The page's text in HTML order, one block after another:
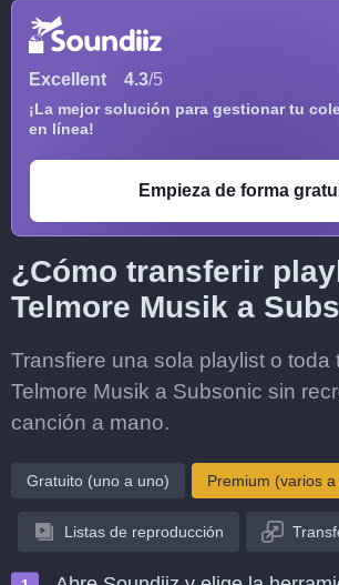
Excellent 4.3/5
¡La mejor solución para gestionar tu
en línea!
Empieza de forma
¿Cómo transferir
Telmore Musik a
Transfiere una sola playlist o toda
Telmore Musik a Subsonic sin
canción a mano.
Gratuito (uno a uno) Premium (varios a
Listas de reproducción